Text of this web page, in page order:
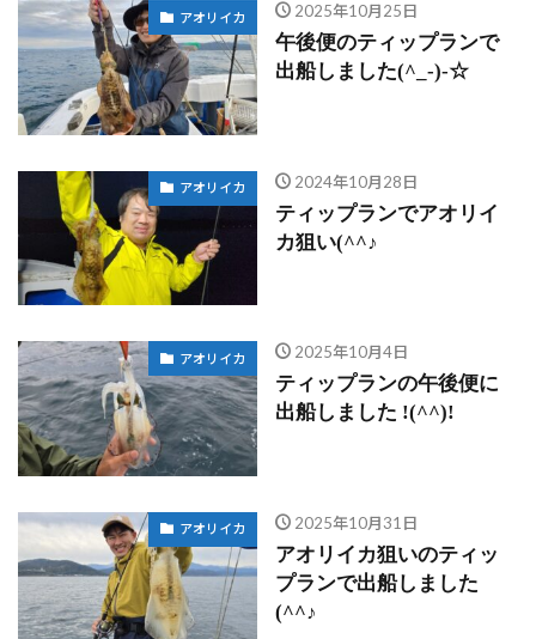
アオリイカ 2025年10月25日
午後便のティップランで
出船しました(^_-)-☆
アオリイカ 2024年10月28日
ティップランでアオリイ
カ狙い(^^♪
アオリイカ 2025年10月4日
ティップランの午後便に
出船しました !(^^)!
アオリイカ 2025年10月31日
アオリイカ狙いのティッ
プランで出船しました
(^^♪